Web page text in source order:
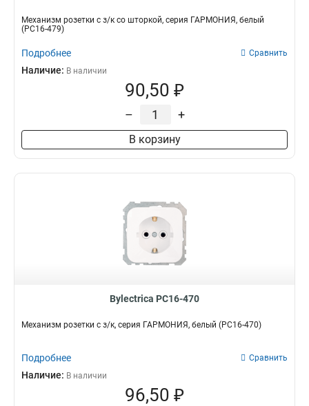
Механизм розетки с з/к со шторкой, серия ГАРМОНИЯ, белый
(РС16-479)
Подробнее Сравнить
Наличие: В наличии
90,50 ₽
– +
В корзину
Bylectrica РС16-470
Механизм розетки с з/к, серия ГАРМОНИЯ, белый (РС16-470)
Подробнее Сравнить
Наличие: В наличии
96,50 ₽